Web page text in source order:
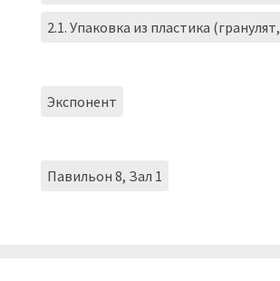
Экспонент
2.1. Упаковка из пластика
Павильон 8, Зал 1